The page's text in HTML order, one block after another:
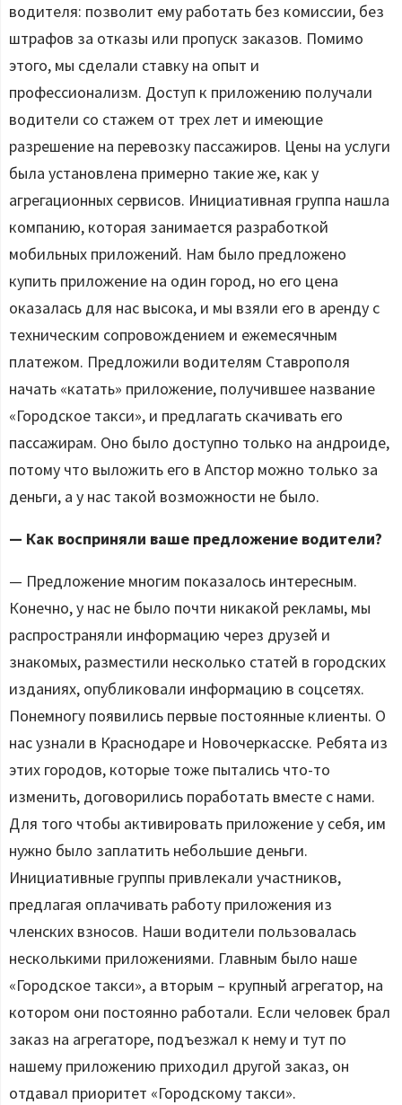
водителя: позволит ему работать без комиссии, без
штрафов за отказы или пропуск заказов. Помимо
этого, мы сделали ставку на опыт и
профессионализм. Доступ к приложению получали
водители со стажем от трех лет и имеющие
разрешение на перевозку пассажиров. Цены на услуги
была установлена примерно такие же, как у
агрегационных сервисов. Инициативная группа нашла
компанию, которая занимается разработкой
мобильных приложений. Нам было предложено
купить приложение на один город, но его цена
оказалась для нас высока, и мы взяли его в аренду с
техническим сопровождением и ежемесячным
платежом. Предложили водителям Ставрополя
начать «катать» приложение, получившее название
«Городское такси», и предлагать скачивать его
пассажирам. Оно было доступно только на андроиде,
потому что выложить его в Апстор можно только за
деньги, а у нас такой возможности не было.
— Как восприняли ваше предложение водители?
— Предложение многим показалось интересным.
Конечно, у нас не было почти никакой рекламы, мы
распространяли информацию через друзей и
знакомых, разместили несколько статей в городских
изданиях, опубликовали информацию в соцсетях.
Понемногу появились первые постоянные клиенты. О
нас узнали в Краснодаре и Новочеркасске. Ребята из
этих городов, которые тоже пытались что-то
изменить, договорились поработать вместе с нами.
Для того чтобы активировать приложение у себя, им
нужно было заплатить небольшие деньги.
Инициативные группы привлекали участников,
предлагая оплачивать работу приложения из
членских взносов. Наши водители пользовалась
несколькими приложениями. Главным было наше
«Городское такси», а вторым – крупный агрегатор, на
котором они постоянно работали. Если человек брал
заказ на агрегаторе, подъезжал к нему и тут по
нашему приложению приходил другой заказ, он
отдавал приоритет «Городскому такси».